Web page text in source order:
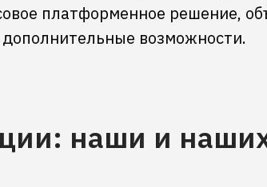
платформенное решение,
возможности.
наши и